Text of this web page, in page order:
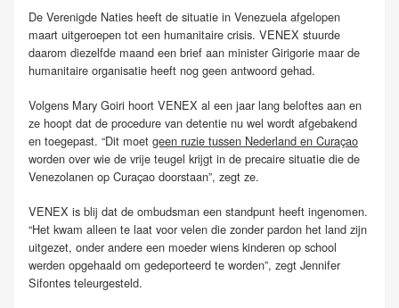
De Verenigde Naties heeft de situatie in Venezuela afgelopen
maart uitgeroepen tot een humanitaire crisis. VENEX stuurde
daarom diezelfde maand een brief aan minister Girigorie maar de
humanitaire organisatie heeft nog geen antwoord gehad.
Volgens Mary Goiri hoort VENEX al een jaar lang beloftes aan en
ze hoopt dat de procedure van detentie nu wel wordt afgebakend
en toegepast. “Dit moet geen ruzie tussen Nederland en Curaçao
worden over wie de vrije teugel krijgt in de precaire situatie die de
Venezolanen op Curaçao doorstaan”, zegt ze.
VENEX is blij dat de ombudsman een standpunt heeft ingenomen.
“Het kwam alleen te laat voor velen die zonder pardon het land zijn
uitgezet, onder andere een moeder wiens kinderen op school
werden opgehaald om gedeporteerd te worden”, zegt Jennifer
Sifontes teleurgesteld.